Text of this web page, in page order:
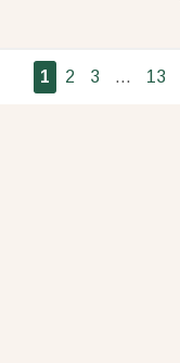
1 2 3 ... 13